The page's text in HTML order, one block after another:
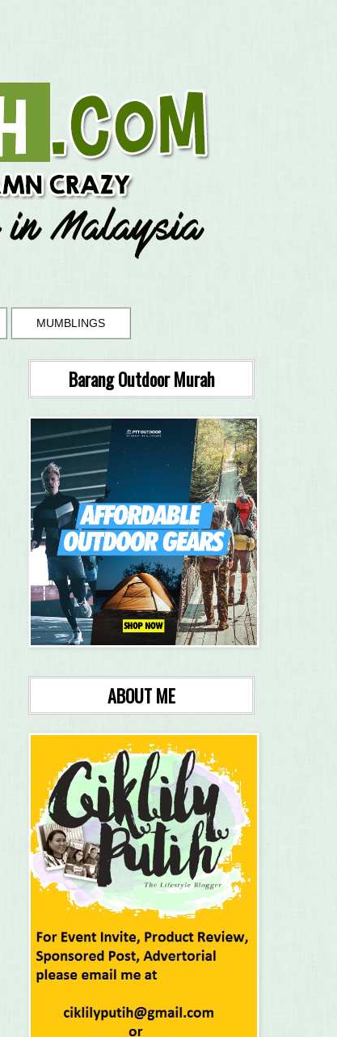
MUMBLINGS
Barang Outdoor Murah
ABOUT ME